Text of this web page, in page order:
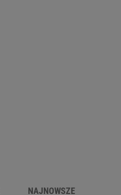
NAJNOWSZE